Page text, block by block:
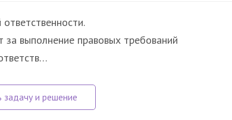
за выполнение правовых требований